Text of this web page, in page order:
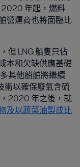
2020 年起，燃料
營運商也將面臨比
但 LNG 船隻只佔
本和欠缺供應基礎
其他船舶將繼續
術以確保廢氣含硫
2020 年之後，就
及以蔬菜油製成比